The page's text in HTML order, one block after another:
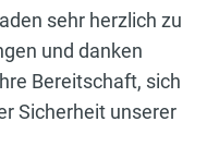
sehr herzlich zu
und danken
Bereitschaft, sich
Sicherheit unserer